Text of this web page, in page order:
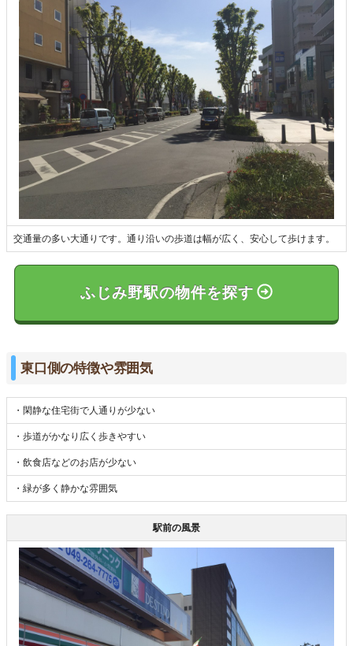
交通量の多い大通りです。通り沿いの歩道は幅が広く、安心して歩けます。
ふじみ野駅の物件を探す
東口側の特徴や雰囲気
・閑静な住宅街で人通りが少ない
・歩道がかなり広く歩きやすい
・飲食店などのお店が少ない
・緑が多く静かな雰囲気
駅前の風景